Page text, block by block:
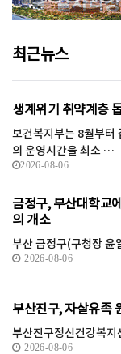
최근뉴스
생계위기 취약계층
보건복지부는 8월부터
의 운영시간을 최소 …
2026-08-06
금정구, 부산대학교
의 개소
부산 금정구(구청장
2026-08-06
부산진구, 자살유족
부산진구정신건강복
2026-08-06